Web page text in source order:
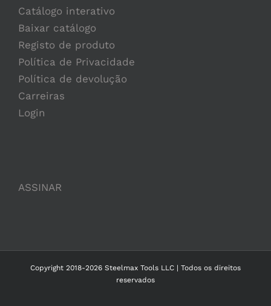
Catálogo interativo
Baixar catálogo
Registo de produto
Política de Privacidade
Política de devolução
Carreiras
Login
ASSINAR
Copyright 2018-2026 Steelmax Tools LLC | Todos os direitos
reservados